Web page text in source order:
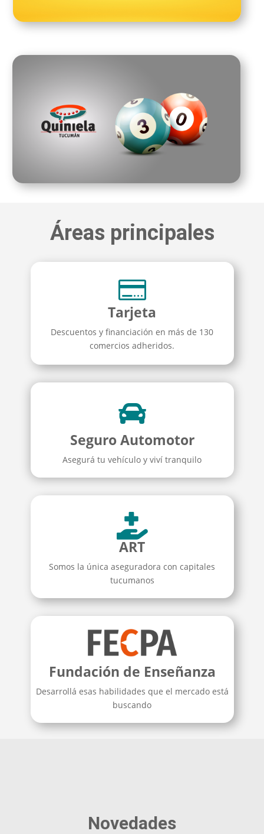
Áreas principales

Tarjeta
Descuentos y financiación en más de 130
comercios adheridos.

Seguro Automotor
Asegurá tu vehículo y viví tranquilo

ART
Somos la única aseguradora con capitales
tucumanos
Fundación de Enseñanza
Desarrollá esas habilidades que el mercado está
buscando
Novedades